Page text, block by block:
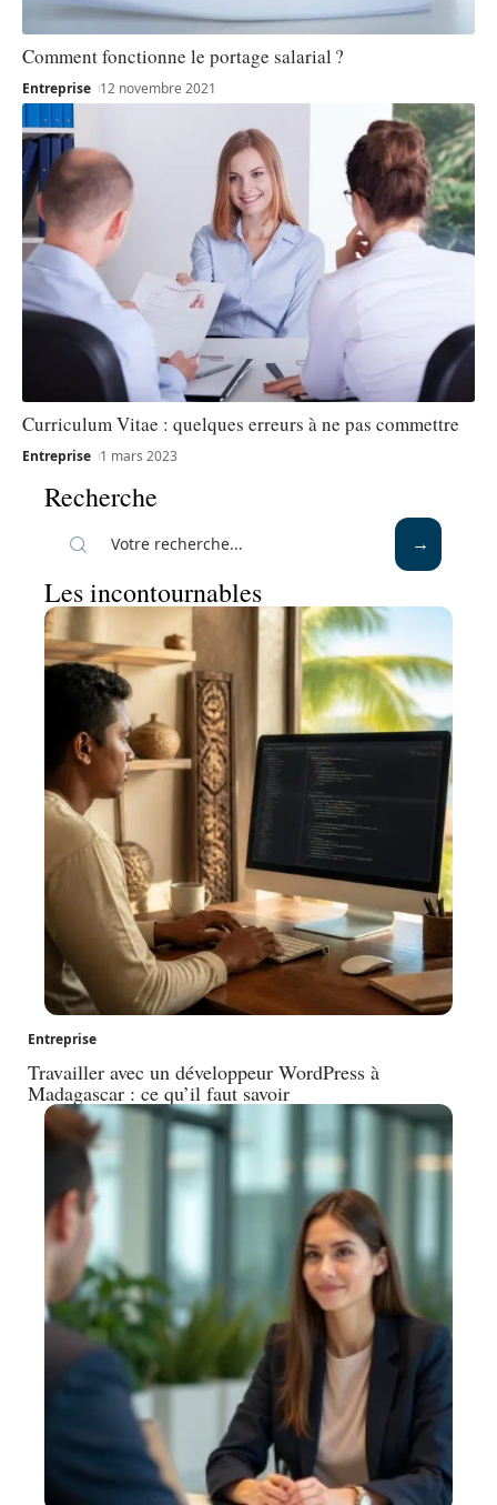
Comment fonctionne le portage salarial ?
Entreprise 12 novembre 2021
Curriculum Vitae : quelques erreurs à ne pas commettre
Entreprise 1 mars 2023
Recherche
Les incontournables
Entreprise
Travailler avec un développeur WordPress à
Madagascar : ce qu’il faut savoir